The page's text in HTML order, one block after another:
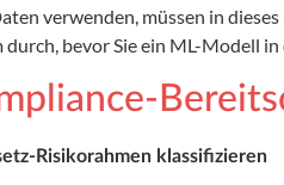
verwenden, müssen in
bevor Sie ein ML-Modell
Risikorahmen klassifizieren